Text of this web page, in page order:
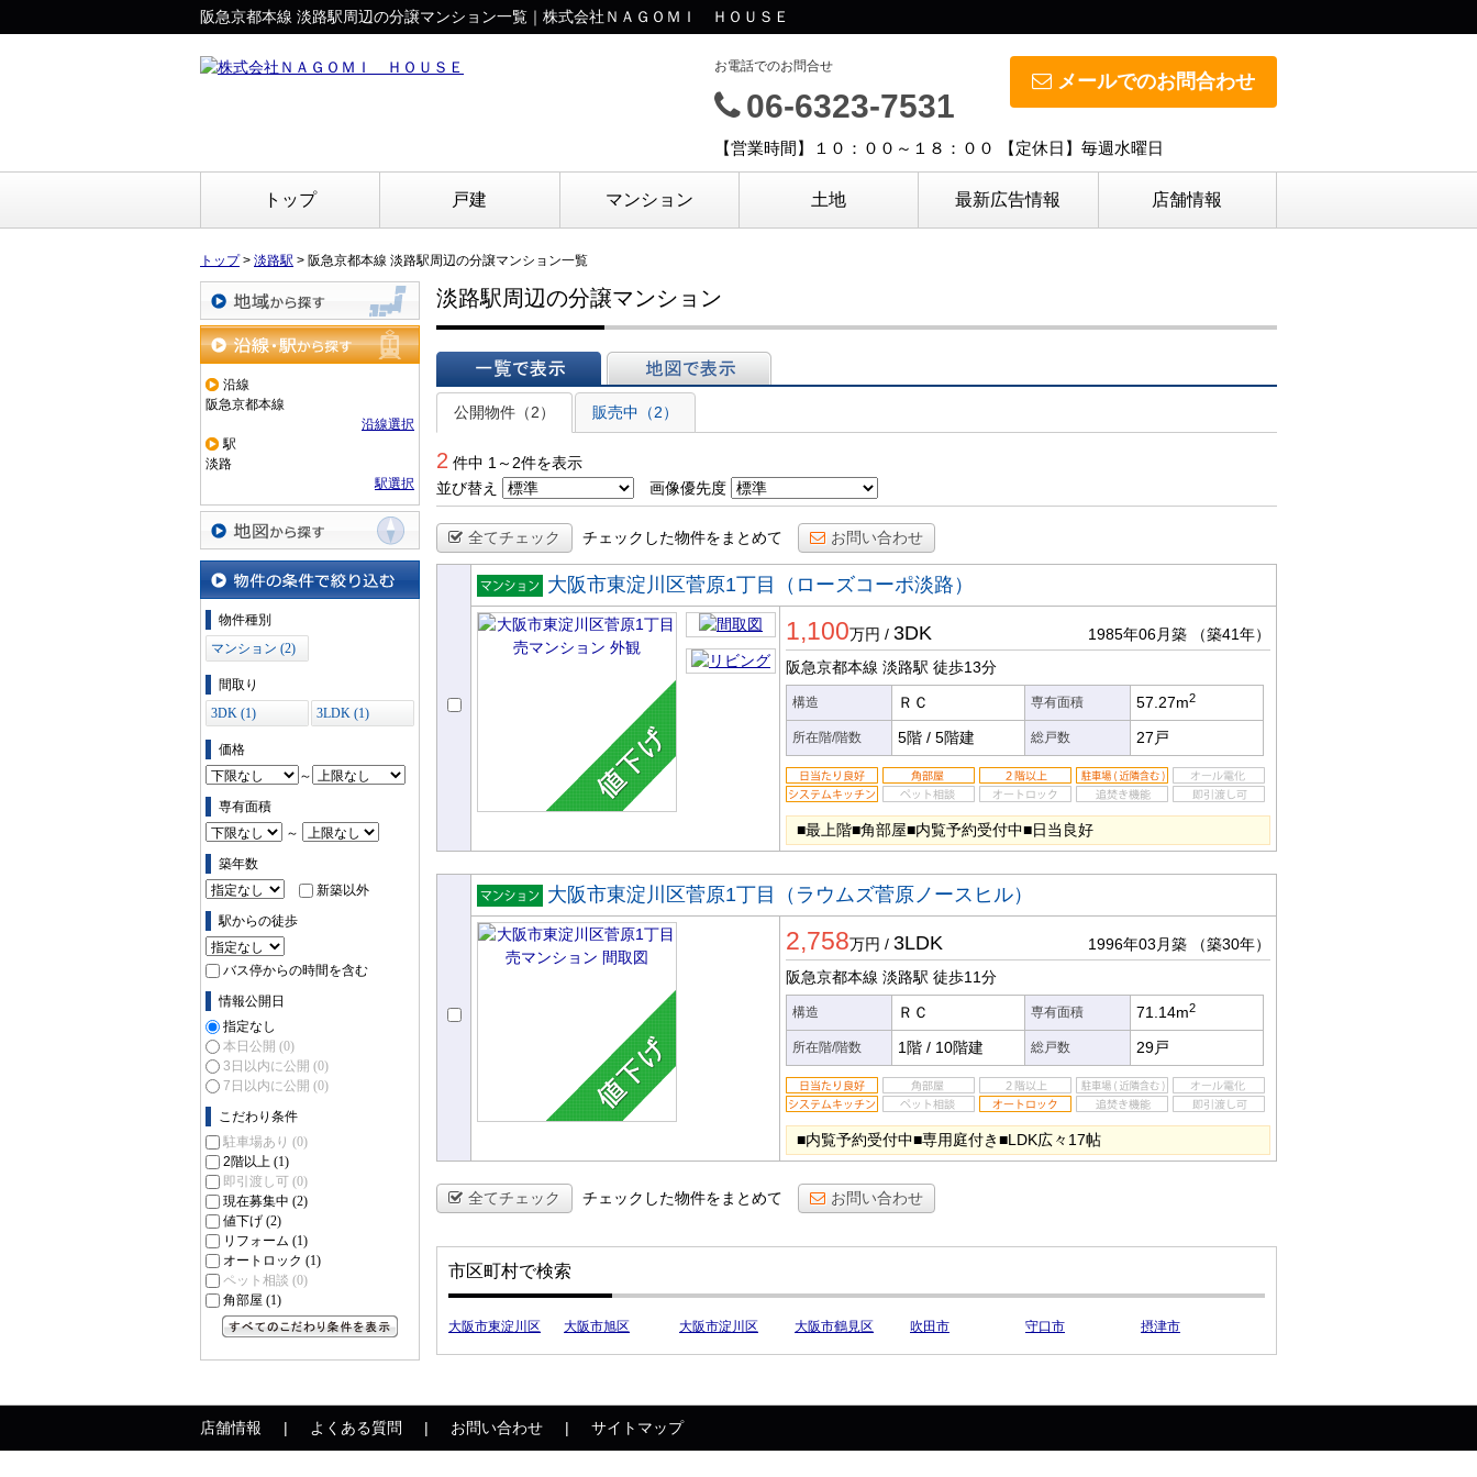
阪急京都本線 淡路駅周辺の分譲マンション一覧｜株式会社ＮＡＧＯＭＩ ＨＯＵＳＥ
メールでのお問合わせ
お電話でのお問合せ
06-6323-7531
【営業時間】１０：００～１８：００ 【定休日】毎週水曜日
トップ 戸建 マンション 土地 最新広告情報 店舗情報
トップ> 淡路駅 > 阪急京都本線 淡路駅周辺の分譲マンション一覧
地域から探す
沿線・駅から探す
沿線
阪急京都本線
沿線選択
駅
淡路
駅選択
地図から探す
物件の条件で絞り込む
物件種別
マンション (2)
間取り
3DK (1)
3LDK (1)
価格
～
専有面積
～
築年数
新築以外
駅からの徒歩
バス停からの時間を含む
情報公開日
指定なし
本日公開 (0)
3日以内に公開 (0)
7日以内に公開 (0)
こだわり条件
駐車場あり (0)
2階以上 (1)
即引渡し可 (0)
現在募集中 (2)
値下げ (2)
リフォーム (1)
オートロック (1)
ペット相談 (0)
角部屋 (1)
淡路駅周辺の分譲マンション
一覧で表示
地図で表示
公開物件（2）
販売中（2）
2 件中 1～2件を表示
並び替え
画像優先度
全てチェック チェックした物件をまとめて お問い合わせ
売マンシ
ョン
大阪市東淀川区菅原1丁目（ローズコーポ淡路）
1,100万円 / 3DK 1985年06月築
（築41年）
阪急京都本線 淡路駅 徒歩13分
構造 ＲＣ 専有面積 57.27m2
所在階/階数 5階 / 5階建 総戸数 27戸
■最上階■角部屋■内覧予約受付中■日当良好
売マンシ
ョン
大阪市東淀川区菅原1丁目（ラウムズ菅原ノースヒル）
2,758万円 / 3LDK 1996年03月築
（築30年）
阪急京都本線 淡路駅 徒歩11分
構造 ＲＣ 専有面積 71.14m2
所在階/階数 1階 / 10階建 総戸数 29戸
■内覧予約受付中■専用庭付き■LDK広々17帖
全てチェック チェックした物件をまとめて お問い合わせ
市区町村で検索
大阪市東淀川区 大阪市旭区 大阪市淀川区 大阪市鶴見区 吹田市 守口市 摂津市
店舗情報 よくある質問 お問い合わせ サイトマップ